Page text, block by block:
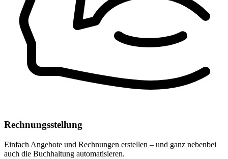
Rechnungsstellung
Einfach Angebote und Rechnungen erstellen – und ganz nebenbei
auch die Buchhaltung automatisieren.